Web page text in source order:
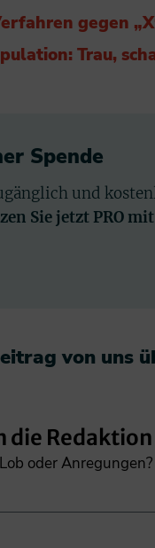
gegen
Trau,
Spende
und
Sie jetzt PRO
von uns
die Redaktion
oder